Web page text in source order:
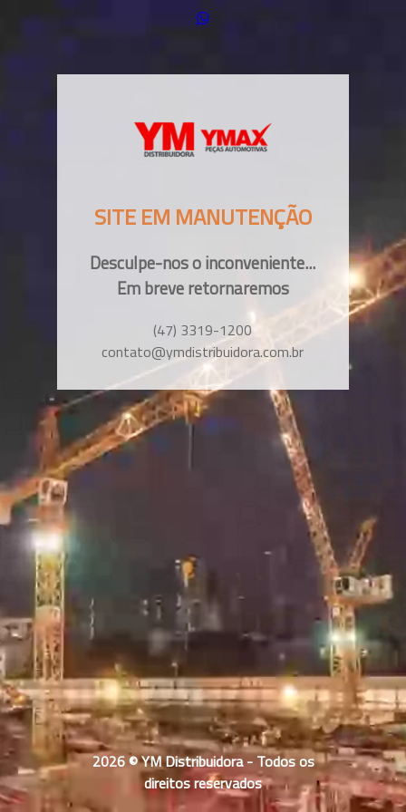
SITE EM MANUTENÇÃO
Desculpe-nos o inconveniente...
Em breve retornaremos
(47) 3319-1200
contato@ymdistribuidora.com.br
2026 © YM Distribuidora - Todos os
direitos reservados